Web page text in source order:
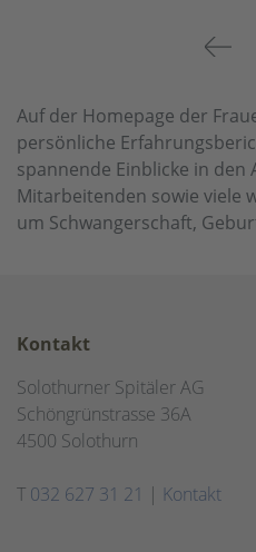
Auf der Homepage der
persönliche
spannende Einblicke in
Mitarbeitenden sowie viele
um Schwangerschaft,
Kontakt
Solothurner Spitäler AG
Schöngrünstrasse 36A
4500 Solothurn
T 032 627 31 21 | Kontakt